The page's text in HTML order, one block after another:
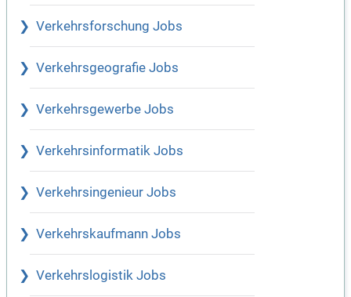
Verkehrsforschung Jobs
Verkehrsgeografie Jobs
Verkehrsgewerbe Jobs
Verkehrsinformatik Jobs
Verkehrsingenieur Jobs
Verkehrskaufmann Jobs
Verkehrslogistik Jobs